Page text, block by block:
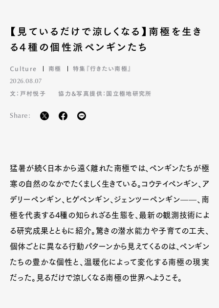
【見ているだけで涼しくなる】南極を生き
る4種の個性派ペンギンたち
Culture 南極 特集『行きたい南極』
2026.08.07
文：戸村悦子
協力&写真提供：国立極地研究所
Share:
猛暑が続く日本から遠く離れた南極では、ペンギンたちが極
寒の自然のなかでたくましく生きている。コウテイペンギン、ア
デリーペンギン、ヒゲペンギン、ジェンツーペンギン——、南
極を代表する4種の知られざる生態を、最新の観測技術によ
る研究成果とともに紹介。驚きの潜水能力や子育ての工夫、
個体ごとに異なる行動パターンから見えてくるのは、ペンギン
たちの豊かな個性と、温暖化によって変化する南極の現実
だった。見るだけで涼しくなる南極の世界へようこそ。